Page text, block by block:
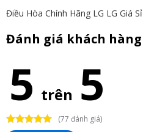
Điều Hòa Chính Hãng LG LG Giá Sỉ
Đánh giá khách hàng
5 trên 5
(77 đánh giá)